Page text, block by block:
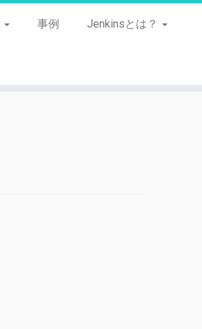
事例
Jenkinsとは？